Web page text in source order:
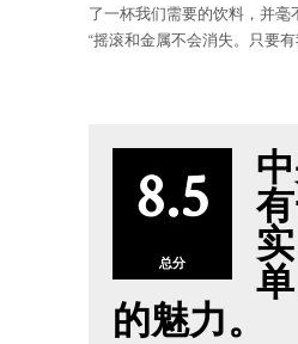
了一杯我们需要的饮料，并毫
“摇滚和金属不会消失。只要有
8.5
总分
的魅力。